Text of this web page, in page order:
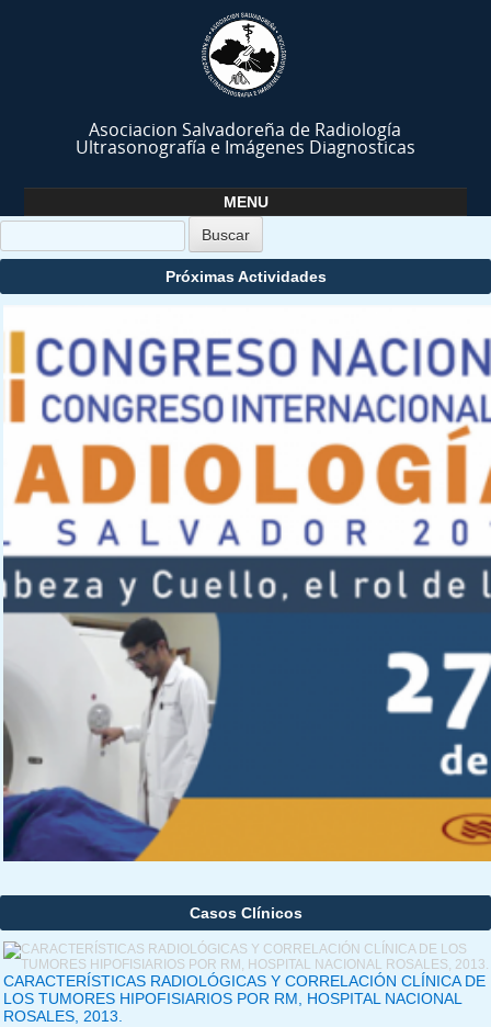
Asociacion Salvadoreña de Radiología
Ultrasonografía e Imágenes Diagnosticas
MENU
Skip to content
Próximas Actividades
Casos Clínicos
CARACTERÍSTICAS RADIOLÓGICAS Y CORRELACIÓN CLÍNICA DE
LOS TUMORES HIPOFISIARIOS POR RM, HOSPITAL NACIONAL
ROSALES, 2013.